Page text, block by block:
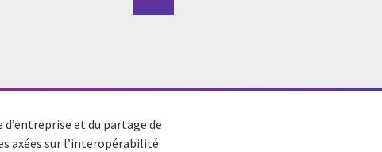
et du partage de
axées sur l’interopérabilité